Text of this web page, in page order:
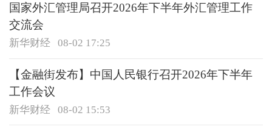
国家外汇管理局召开2026年下半年外汇管理工作
交流会
新华财经 08-02 17:25
【金融街发布】中国人民银行召开2026年下半年
工作会议
新华财经 08-02 15:53